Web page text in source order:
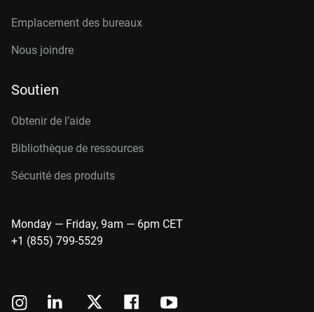
Emplacement des bureaux
Nous joindre
Soutien
Obtenir de l’aide
Bibliothèque de ressources
Sécurité des produits
Monday — Friday, 9am — 6pm CET
+1 (855) 799-5529